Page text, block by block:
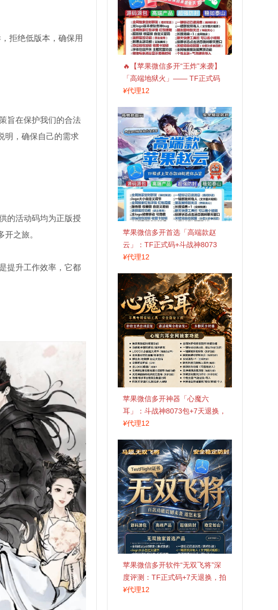
拒绝低版本，确保用
旨在保护我们的合法
明，确保自己的需求
的活动码均为正版授
之旅。
提升工作效率，它都
🔥【苹果微信多开“王炸”来袭】
「高端地狱火」—— TF正式码
+斗战神8073包，7天退换，安全
¥代理12
苹果微信多开首选「高端款赵
云」：TF正式码+斗战神8073
包，7天退换认准拍拍卡激活码
¥代理12
苹果微信多开神器「心魔六
耳」：斗战神8073包+7天退换，
认准拍拍卡激活码商城
¥代理12
苹果微信多开软件“无双飞将”深
度评测：TF正式码+7天退换，拍
拍卡激活码商城正品保障
¥代理12